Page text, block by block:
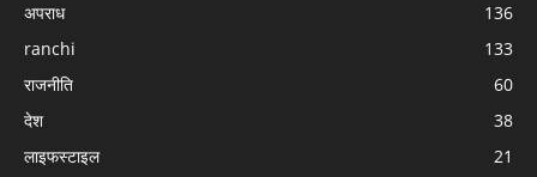
अपराध
136
ranchi
133
राजनीति
60
देश
38
लाइफस्टाइल
21